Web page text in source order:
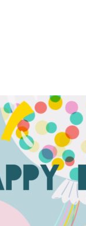
】
ス 大地教え子達
を作ると
放課後等デ
大地